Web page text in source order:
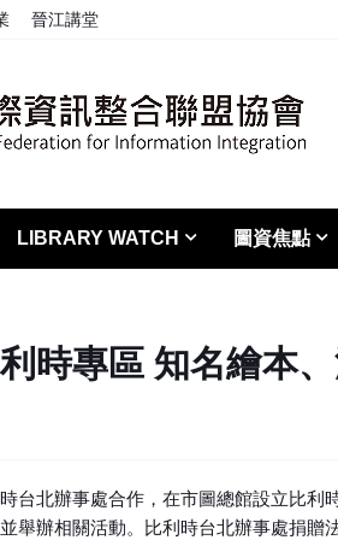
晉江講堂
LIBRARY WATCH 圖資焦點
時專區 知名繪本
台北辦事處合作，在市圖總館設立比利
舉辦相關活動。比利時台北辦事處捐贈